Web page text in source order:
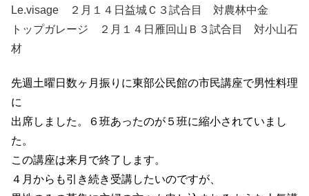
Le.visage ２月１４日益城Ｃ３試合目 対農林中金
トップガレージ ２月１４日雁回山Ｂ３試合目 対小山石
材
先週土曜日数ヶ月振りに東部公民館の市民講座で男性料理
に
出席しました。６班あったのが５班に縮小されていまし
た。
この講座は来月で終了します。
４月からも引き続き受講したいのですが、